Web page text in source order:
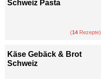
Schweiz Pasta
(14 Rezepte)
Käse Gebäck & Brot
Schweiz